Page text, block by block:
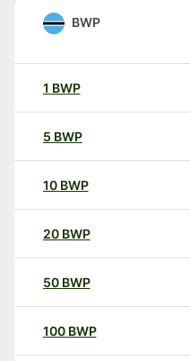
BWP
1 BWP
5 BWP
10 BWP
20 BWP
50 BWP
100 BWP